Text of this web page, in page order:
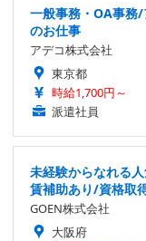
一般事務・OA事務
のお仕事
アデコ株式会社
東京都
時給1,700円～
派遣社員
未経験からなれる
賃補助あり/資格取
GOEN株式会社
大阪府